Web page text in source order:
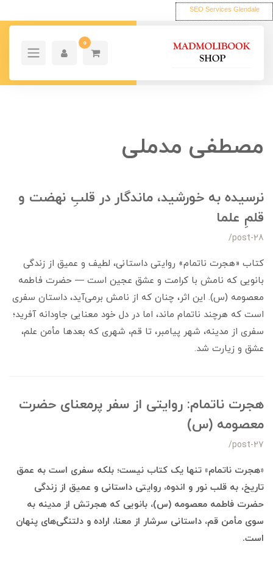
SEO Services Glendale
0
مصطفی مدملی
نرسیده به خورشید، ماندگار در قلبِ نهضت و
قلمِ علما
/post-28
کتاب «هجرت ناتمام» روایتی داستانی، لطیف و عمیق از زندگی
بانویی که نامش با کرامت و عشق عجین است — حضرت فاطمه
معصومه (س). این اثر، چنان که از نامش برمی‌آید، داستان سفری
است که هرچند ناتمام ماند، اما در دل خود معنایی جاودانه آفرید؛
سفری از مدینه، شهر پیامبر، تا قم، شهری که بعدها مأمن علم،
عشق و زیارت شد.
هجرت ناتمام: روایتی از سفر پرمعنای حضرت
معصومه (س)
/post-27
«هجرت ناتمام» تنها یک کتاب نیست؛ بلکه سفری است به عمق
تاریخ، به قلب نور و اندوه، روایتی داستانی و عمیق از زندگی
حضرت فاطمه معصومه (س)، بانویی که هجرتش از مدینه به
سوی مأمن قم، داستانی سرشار از معنا، اراده و دلتنگی‌های پنهان
است.